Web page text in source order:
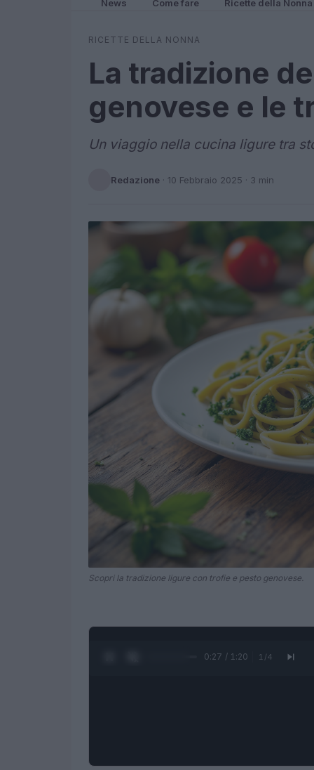
News Come fare Ricette della Nonna
RICETTE DELLA NONNA
La tradizione
genovese e le
Un viaggio nella cucina ligure tra
Redazione · 10 Febbraio 2025 · 3 min
Scopri la tradizione ligure con trofie e pesto genovese.
0:28 / 1:20 1 /4